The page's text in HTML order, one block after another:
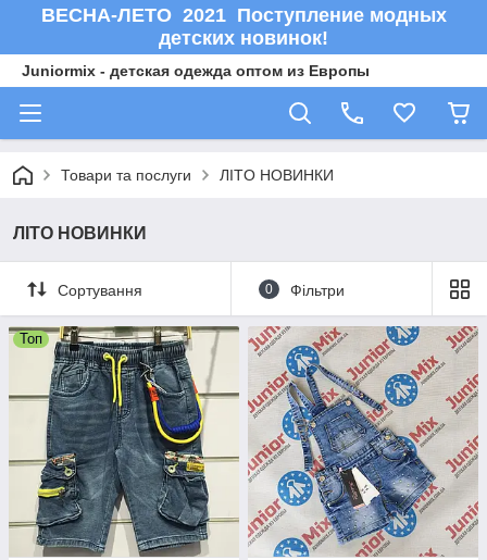
ВЕСНА-ЛЕТО 2021 Поступление модных
детских новинок!
Juniormix - детская одежда оптом из Европы
Товари та послуги ЛITO HOBИНКИ
ЛITO HOBИНКИ
Сортування 0 Фільтри
Топ